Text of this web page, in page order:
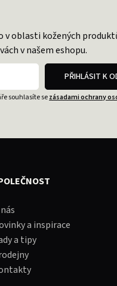
v oblasti kožených
v našem eshopu.
PŘIHLÁSIT K
souhlasíte sezásadami ochrany
a inspirace
a tipy